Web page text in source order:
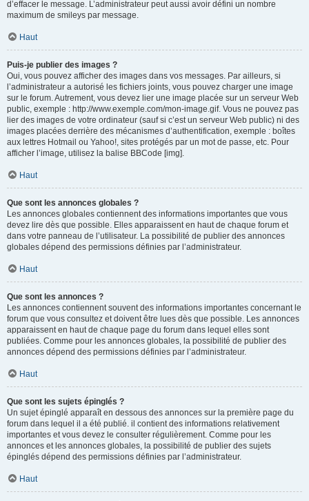
d’effacer le message. L’administrateur peut aussi avoir défini un nombre
maximum de smileys par message.
Haut
Puis-je publier des images ?
Oui, vous pouvez afficher des images dans vos messages. Par ailleurs, si
l’administrateur a autorisé les fichiers joints, vous pouvez charger une image
sur le forum. Autrement, vous devez lier une image placée sur un serveur Web
public, exemple : http://www.exemple.com/mon-image.gif. Vous ne pouvez pas
lier des images de votre ordinateur (sauf si c’est un serveur Web public) ni des
images placées derrière des mécanismes d’authentification, exemple : boîtes
aux lettres Hotmail ou Yahoo!, sites protégés par un mot de passe, etc. Pour
afficher l’image, utilisez la balise BBCode [img].
Haut
Que sont les annonces globales ?
Les annonces globales contiennent des informations importantes que vous
devez lire dès que possible. Elles apparaissent en haut de chaque forum et
dans votre panneau de l’utilisateur. La possibilité de publier des annonces
globales dépend des permissions définies par l’administrateur.
Haut
Que sont les annonces ?
Les annonces contiennent souvent des informations importantes concernant le
forum que vous consultez et doivent être lues dès que possible. Les annonces
apparaissent en haut de chaque page du forum dans lequel elles sont
publiées. Comme pour les annonces globales, la possibilité de publier des
annonces dépend des permissions définies par l’administrateur.
Haut
Que sont les sujets épinglés ?
Un sujet épinglé apparaît en dessous des annonces sur la première page du
forum dans lequel il a été publié. il contient des informations relativement
importantes et vous devez le consulter régulièrement. Comme pour les
annonces et les annonces globales, la possibilité de publier des sujets
épinglés dépend des permissions définies par l’administrateur.
Haut